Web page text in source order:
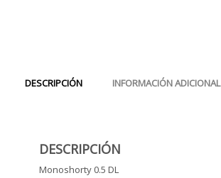
DESCRIPCIÓN INFORMACIÓN ADICIONAL
DESCRIPCIÓN
Monoshorty 0.5 DL